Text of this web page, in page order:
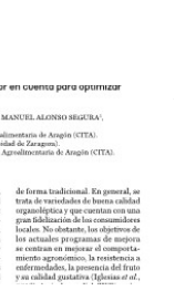
document